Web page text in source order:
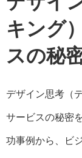
キング
スの秘
デザイン思考（
サービスの秘密
功事例から、ビ